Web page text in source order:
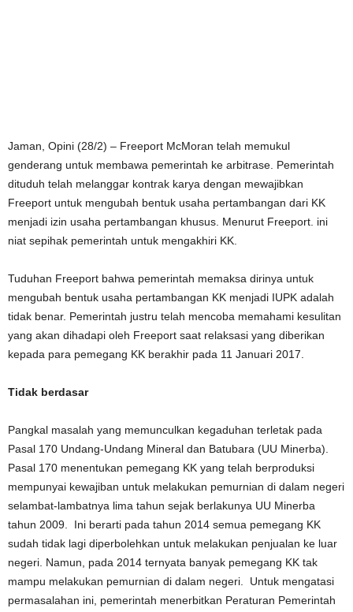
Jaman, Opini (28/2) – Freeport McMoran telah memukul
genderang untuk membawa pemerintah ke arbitrase. Pemerintah
dituduh telah melanggar kontrak karya dengan mewajibkan
Freeport untuk mengubah bentuk usaha pertambangan dari KK
menjadi izin usaha pertambangan khusus. Menurut Freeport. ini
niat sepihak pemerintah untuk mengakhiri KK.
Tuduhan Freeport bahwa pemerintah memaksa dirinya untuk
mengubah bentuk usaha pertambangan KK menjadi IUPK adalah
tidak benar. Pemerintah justru telah mencoba memahami kesulitan
yang akan dihadapi oleh Freeport saat relaksasi yang diberikan
kepada para pemegang KK berakhir pada 11 Januari 2017.
Tidak berdasar
Pangkal masalah yang memunculkan kegaduhan terletak pada
Pasal 170 Undang-Undang Mineral dan Batubara (UU Minerba).
Pasal 170 menentukan pemegang KK yang telah berproduksi
mempunyai kewajiban untuk melakukan pemurnian di dalam negeri
selambat-lambatnya lima tahun sejak berlakunya UU Minerba
tahun 2009. Ini berarti pada tahun 2014 semua pemegang KK
sudah tidak lagi diperbolehkan untuk melakukan penjualan ke luar
negeri. Namun, pada 2014 ternyata banyak pemegang KK tak
mampu melakukan pemurnian di dalam negeri. Untuk mengatasi
permasalahan ini, pemerintah menerbitkan Peraturan Pemerintah